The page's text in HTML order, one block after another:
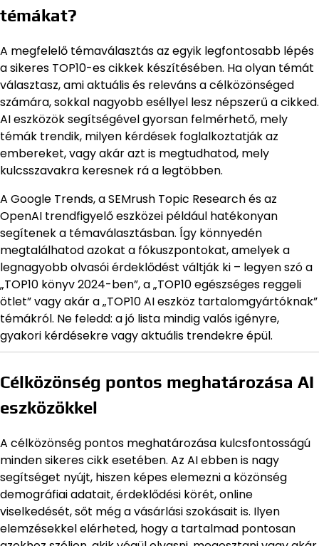
témákat?
A megfelelő témaválasztás az egyik legfontosabb lépés
a sikeres TOP10-es cikkek készítésében. Ha olyan témát
választasz, ami aktuális és releváns a célközönséged
számára, sokkal nagyobb eséllyel lesz népszerű a cikked.
AI eszközök segítségével gyorsan felmérhető, mely
témák trendik, milyen kérdések foglalkoztatják az
embereket, vagy akár azt is megtudhatod, mely
kulcsszavakra keresnek rá a legtöbben.
A Google Trends, a SEMrush Topic Research és az
OpenAI trendfigyelő eszközei például hatékonyan
segítenek a témaválasztásban. Így könnyedén
megtalálhatod azokat a fókuszpontokat, amelyek a
legnagyobb olvasói érdeklődést váltják ki – legyen szó a
„TOP10 könyv 2024-ben”, a „TOP10 egészséges reggeli
ötlet” vagy akár a „TOP10 AI eszköz tartalomgyártóknak”
témákról. Ne feledd: a jó lista mindig valós igényre,
gyakori kérdésekre vagy aktuális trendekre épül.
Célközönség pontos meghatározása AI
eszközökkel
A célközönség pontos meghatározása kulcsfontosságú
minden sikeres cikk esetében. Az AI ebben is nagy
segítséget nyújt, hiszen képes elemezni a közönség
demográfiai adatait, érdeklődési körét, online
viselkedését, sőt még a vásárlási szokásait is. Ilyen
elemzésekkel elérheted, hogy a tartalmad pontosan